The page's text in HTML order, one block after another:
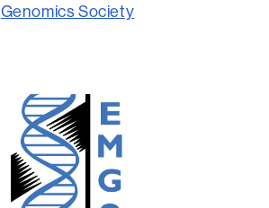
Genomics Society